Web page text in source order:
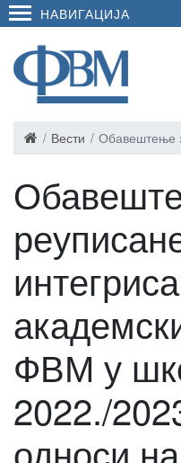
НАВИГАЦИЈА
Вести Обавештење
ФВМ у
2022./
односи